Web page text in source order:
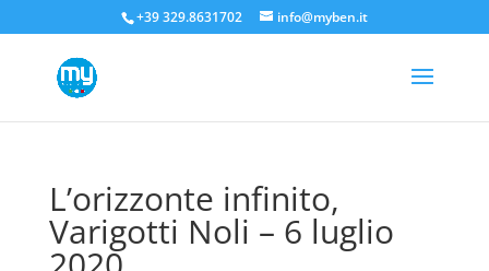
+39 329.8631702 info@myben.it
L’orizzonte infinito,
Varigotti Noli – 6 luglio